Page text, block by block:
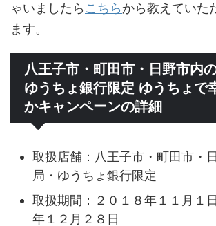
ゃいましたら こちらから教えていた
ます。
八王子市・町田市・日野市内
ゆうちょ銀行限定 ゆうちょで
かキャンペーンの詳細
取扱店舗：八王子市・町田市・
局・ゆうちょ銀行限定
取扱期間：２０１８年１１月１
年１２月２８日